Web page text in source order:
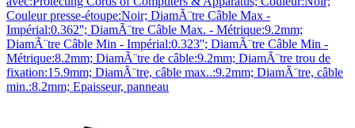
Couleur presse-étoupe:Noir; DiamÃ¨tre Câble Max -
Impérial:0.362''; DiamÃ¨tre Câble Max. - Métrique:9.2mm;
DiamÃ¨tre Câble Min - Impérial:0.323''; DiamÃ¨tre Câble Min -
Métrique:8.2mm; DiamÃ¨tre de câble:9.2mm; DiamÃ¨tre trou de
fixation:15.9mm; DiamÃ¨tre, câble max..:9.2mm; DiamÃ¨tre, câble
min.:8.2mm; Epaisseur, panneau